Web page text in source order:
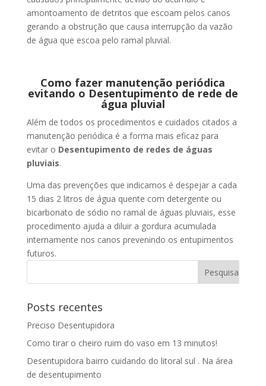
amontoamento de detritos que escoam pelos canos
gerando a obstrução que causa interrupção da vazão
de água que escoa pelo ramal pluvial.
Como fazer manutenção periódica
evitando o Desentupimento de rede de
água pluvial
Além de todos os procedimentos e cuidados citados a
manutenção periódica é a forma mais eficaz para
evitar o Desentupimento de redes de águas
pluviais.
Uma das prevenções que indicamos é despejar a cada
15 dias 2 litros de água quente com detergente ou
bicarbonato de sódio no ramal de águas pluviais, esse
procedimento ajuda a diluir a gordura acumulada
internamente nos canos prevenindo os entupimentos
futuros.
Posts recentes
Preciso Desentupidora
Como tirar o cheiro ruim do vaso em 13 minutos!
Desentupidora bairro cuidando do litoral sul . Na área
de desentupimento